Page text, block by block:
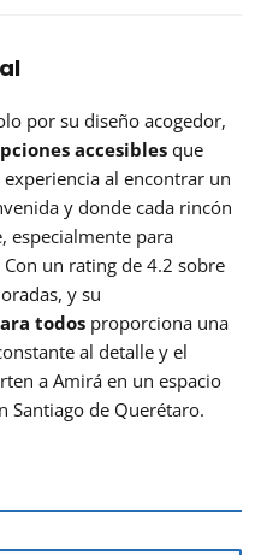
por su diseño acogedor,
accesibles que
al encontrar un
y donde cada rincón
especialmente para
un rating de 4.2 sobre
y su
todos proporciona una
al detalle y el
a Amirá en un espacio
Santiago de Querétaro.